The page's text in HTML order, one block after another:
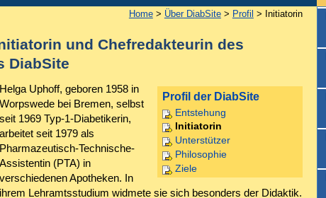
Home> Über DiabSite> Profil > Initiatorin
und Chefredakteurin des
DiabSite
Profil der DiabSite
Entstehung
Initiatorin
Unterstützer
Philosophie
Ziele
Helga Uphoff, geboren 1958 in
Worpswede bei Bremen, selbst
seit 1969 Typ-1-Diabetikerin,
arbeitet seit 1979 als
Pharmazeutisch-Technische-
Assistentin (PTA) in
verschiedenen Apotheken. In
ihrem Lehramtsstudium widmete sie sich besonders der Didaktik.